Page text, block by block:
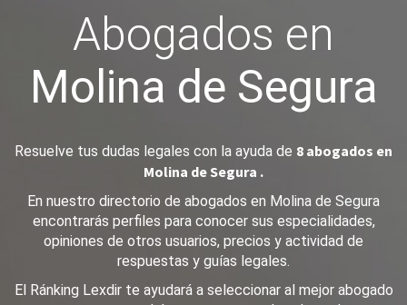
Abogados en
Molina de Segura
Resuelve tus dudas legales con la ayuda de 8 abogados en
Molina de Segura .
En nuestro directorio de abogados en Molina de Segura
encontrarás perfiles para conocer sus especialidades,
opiniones de otros usuarios, precios y actividad de
respuestas y guías legales.
El Ránking Lexdir te ayudará a seleccionar al mejor abogado